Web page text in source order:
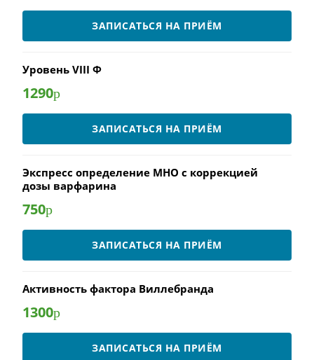
ЗАПИСАТЬСЯ НА ПРИЁМ
Уровень VIII Ф
1290р
ЗАПИСАТЬСЯ НА ПРИЁМ
Экспресс определение МНО с коррекцией
дозы варфарина
750р
ЗАПИСАТЬСЯ НА ПРИЁМ
Активность фактора Виллебранда
1300р
ЗАПИСАТЬСЯ НА ПРИЁМ